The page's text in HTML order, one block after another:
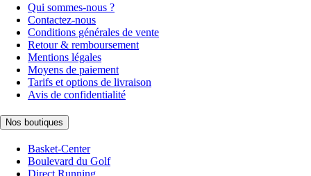
Qui sommes-nous ?
Contactez-nous
Conditions générales de vente
Retour & remboursement
Mentions légales
Moyens de paiement
Tarifs et options de livraison
Avis de confidentialité
Nos boutiques
Basket-Center
Boulevard du Golf